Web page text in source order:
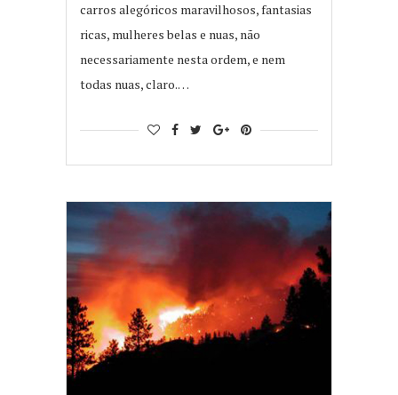
carros alegóricos maravilhosos, fantasias
ricas, mulheres belas e nuas, não
necessariamente nesta ordem, e nem
todas nuas, claro.…